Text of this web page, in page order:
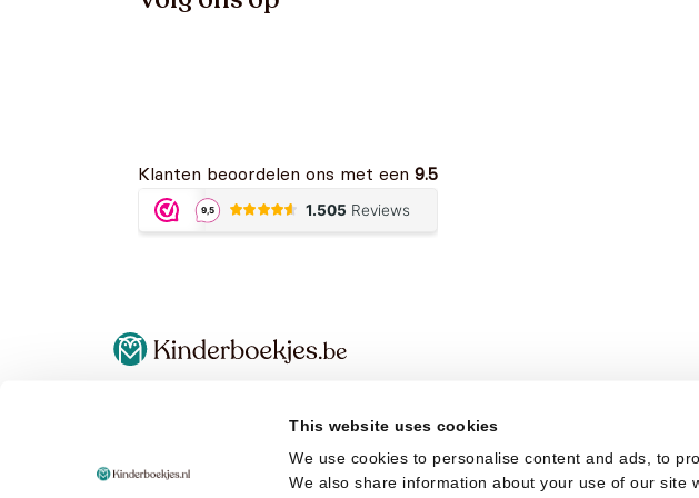
This website uses cookies
We use cookies to personalise content and ads, to
We also share information about your use of our
Klanten beoordelen ons met een 9.5
Cookies